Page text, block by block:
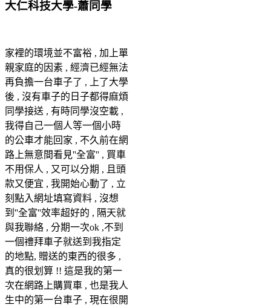
大仁科技大學-蕭同學
家裡的環境並不富裕 , 加上單
親家庭的因素 , 經濟已經無法
再負擔一台車子了 , 上了大學
後 , 沒有車子的日子都得麻煩
同學接送 , 有時同學沒空載 ,
我得自己一個人等一個小時
的公車才能回家 , 不久前在網
路上無意間看見''全富'' , 買車
不用保人 , 又可以分期 , 且頭
款又便宜 , 我開始心動了 , 立
刻點入網址填寫資料 , 沒想
到''全富''效率超好的 , 隔天就
與我聯絡 , 分期一次ok ,不到
一個禮拜車子就送到我指定
的地點, 贈送的東西的很多 ,
真的很划算 !! 這是我的第一
次在網路上購買車 , 也是我人
生中的第一台車子 , 現在很開